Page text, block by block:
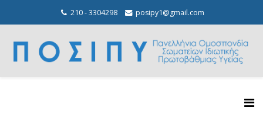
210 - 3304298 posipy1@gmail.com